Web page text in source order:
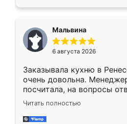
меньше, здесь же он
Мне нравится ,если что-то
мебели буду заказывать
Мальвина
6 августа 2026
Заказывала кухню в
очень довольна.
посчитала, на вопросы
Замерщик приехал в
делу со всей
за день, ребята работали
Читать полностью